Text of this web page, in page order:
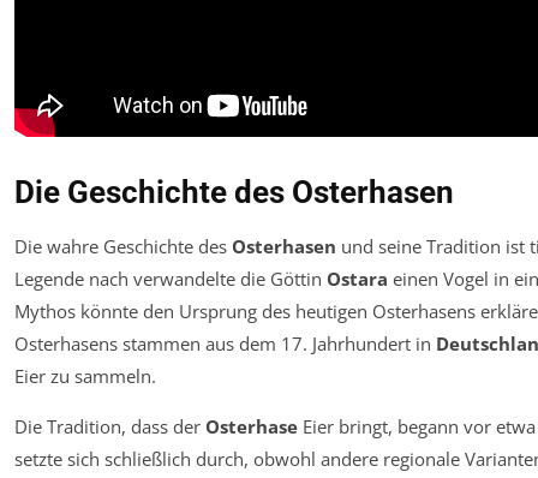
Die Geschichte des Osterhasen
Die wahre Geschichte des Osterhasen und seine Tradition ist
Legende nach verwandelte die Göttin Ostara einen Vogel in
Mythos könnte den Ursprung des heutigen Osterhasens
Osterhasens stammen aus dem 17. Jahrhundert in
Eier zu sammeln.
Die Tradition, dass der Osterhase Eier bringt, begann vor
setzte sich schließlich durch, obwohl andere regionale